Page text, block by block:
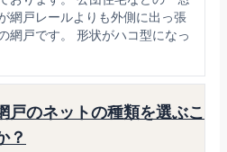
網戸レールよりも外側に出っ張
網戸です。 形状がハコ型になっ
戸のネットの種類を選ぶこ
？